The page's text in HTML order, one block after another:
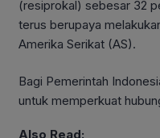
(resiprokal) sebesar 32
terus berupaya
Amerika Serikat (AS).
Bagi Pemerintah
untuk memperkuat
Also Read: